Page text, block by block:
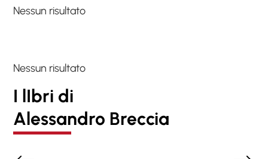
Nessun risultato
Nessun risultato
I lIbri di
Alessandro Breccia